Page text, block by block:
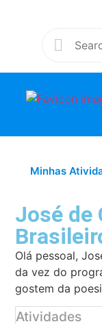
Minhas
José de
Olá pessoal,
da vez do
gostem da
Atividades